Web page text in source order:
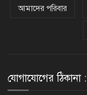
আমাদের পরিবার
যোগাযোগের ঠিকানা :